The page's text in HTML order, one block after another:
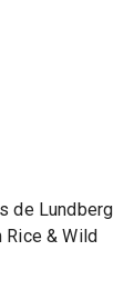
de Lundberg
Rice & Wild